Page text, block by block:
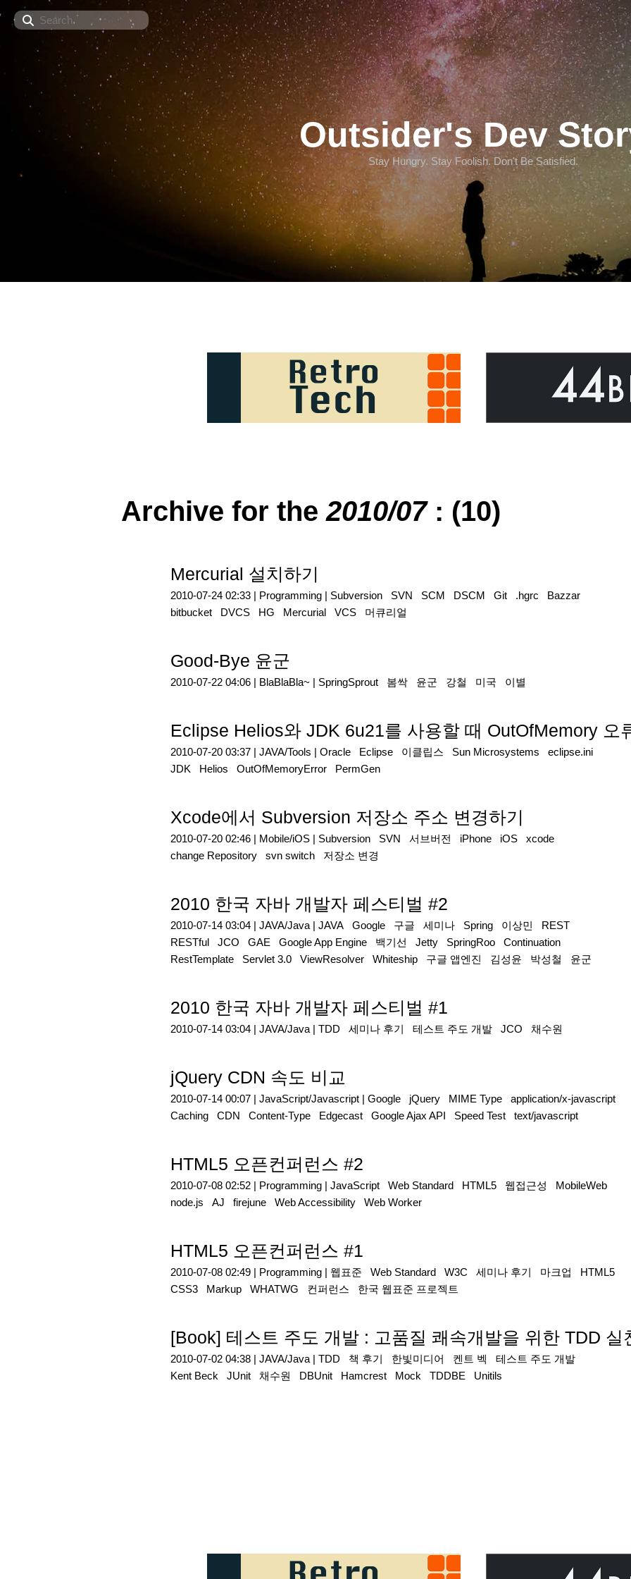
Search
Outsider's Dev
Stay Hungry. Stay Foolish. Don't Be Satisfied.
Archive for the2010/07: (10)
Mercurial 설치하기
2010-07-24 02:33 | Programming | Subversion SVN SCM DSCM Git .hgrc
Bazzar
bitbucket
DVCS HG Mercurial VCS 머큐리얼
Good-Bye 윤군
2010-07-22 04:06 | BlaBlaBla~ | SpringSprout 봄싹 윤군 강철 미국 이별
Eclipse Helios와 JDK 6u21를 사용할 때 OutOfMemory 오
2010-07-20 03:37 | JAVA/Tools | Oracle Eclipse 이클립스 Sun Microsystems
eclipse.ini
JDK
Helios OutOfMemoryError PermGen
Xcode에서 Subversion 저장소 주소 변경하기
2010-07-20 02:46 | Mobile/iOS | Subversion SVN 서브버전 iPhone iOS
xcode
change Repository
svn switch 저장소 변경
2010 한국 자바 개발자 페스티벌 #2
2010-07-14 03:04 | JAVA/Java | JAVA Google 구글 세미나 Spring 이상민
REST
RESTful
JCO GAE Google App Engine 백기선 Jetty SpringRoo
Continuation
RestTemplate
Servlet 3.0 ViewResolver Whiteship 구글 앱엔진 김성윤 박성철 윤군
2010 한국 자바 개발자 페스티벌 #1
2010-07-14 03:04 | JAVA/Java | TDD 세미나 후기 테스트 주도 개발 JCO 채수원
jQuery CDN 속도 비교
2010-07-14 00:07 | JavaScript/Javascript | Google jQuery MIME Type
application/x-javascript
Caching
CDN Content-Type Edgecast Google Ajax API Speed Test text/javascript
HTML5 오픈컨퍼런스 #2
2010-07-08 02:52 | Programming | JavaScript Web Standard HTML5 웹접근성
MobileWeb
node.js
AJ firejune Web Accessibility Web Worker
HTML5 오픈컨퍼런스 #1
2010-07-08 02:49 | Programming | 웹표준 Web Standard W3C 세미나 후기 마크업
HTML5
CSS3
Markup WHATWG 컨퍼런스 한국 웹표준 프로젝트
[Book] 테스트 주도 개발 : 고품질 쾌속개발을 위한 TDD 실
2010-07-02 04:38 | JAVA/Java | TDD 책 후기 한빛미디어 켄트 벡
테스트 주도 개발
Kent Beck
JUnit 채수원 DBUnit Hamcrest Mock TDDBE Unitils